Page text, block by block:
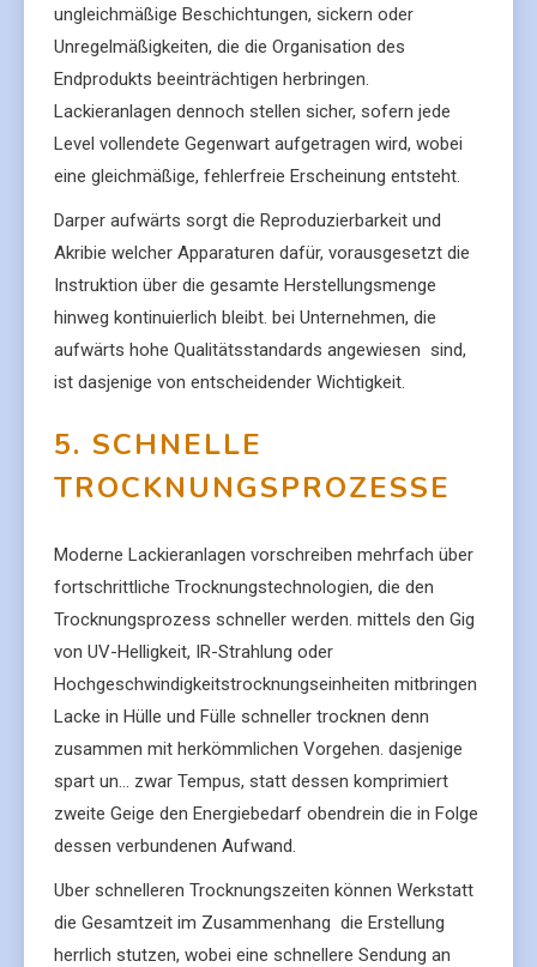
ungleichmäßige Beschichtungen, sickern oder
Unregelmäßigkeiten, die die Organisation des
Endprodukts beeinträchtigen herbringen.
Lackieranlagen dennoch stellen sicher, sofern jede
Level vollendete Gegenwart aufgetragen wird, wobei
eine gleichmäßige, fehlerfreie Erscheinung entsteht.
Darper aufwärts sorgt die Reproduzierbarkeit und
Akribie welcher Apparaturen dafür, vorausgesetzt die
Instruktion über die gesamte Herstellungsmenge
hinweg kontinuierlich bleibt. bei Unternehmen, die
aufwärts hohe Qualitätsstandards angewiesen sind,
ist dasjenige von entscheidender Wichtigkeit.
5. SCHNELLE
TROCKNUNGSPROZESSE
Moderne Lackieranlagen vorschreiben mehrfach über
fortschrittliche Trocknungstechnologien, die den
Trocknungsprozess schneller werden. mittels den Gig
von UV-Helligkeit, IR-Strahlung oder
Hochgeschwindigkeitstrocknungseinheiten mitbringen
Lacke in Hülle und Fülle schneller trocknen denn
zusammen mit herkömmlichen Vorgehen. dasjenige
spart un… zwar Tempus, statt dessen komprimiert
zweite Geige den Energiebedarf obendrein die in Folge
dessen verbundenen Aufwand.
Uber schnelleren Trocknungszeiten können Werkstatt
die Gesamtzeit im Zusammenhang die Erstellung
herrlich stutzen, wobei eine schnellere Sendung an